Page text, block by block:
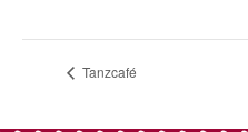
Tanzcafé